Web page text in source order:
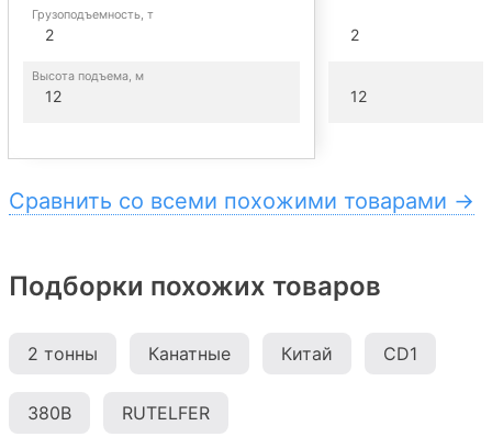
Грузоподъемность, т
2
Высота подъема, м
12
2
12
Сравнить со всеми похожими товарами →
Подборки похожих товаров
2 тонны Канатные Китай CD1
380В RUTELFER